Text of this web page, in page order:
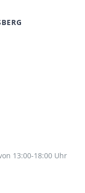
13:00-18:00 Uhr